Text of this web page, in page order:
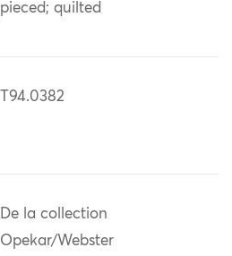
pieced; quilted
T94.0382
De la collection
Opekar/Webster